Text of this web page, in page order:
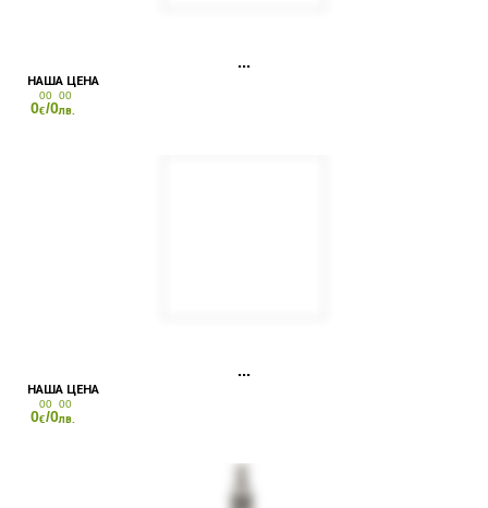
0
00
€/0
00
лв.
0
00
€/0
00
лв.